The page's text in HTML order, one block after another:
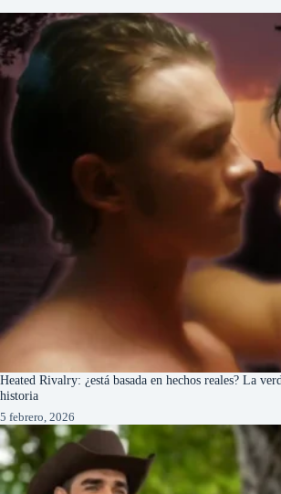
Heated Rivalry: ¿está basada en hechos reales? La
historia
5 febrero, 2026